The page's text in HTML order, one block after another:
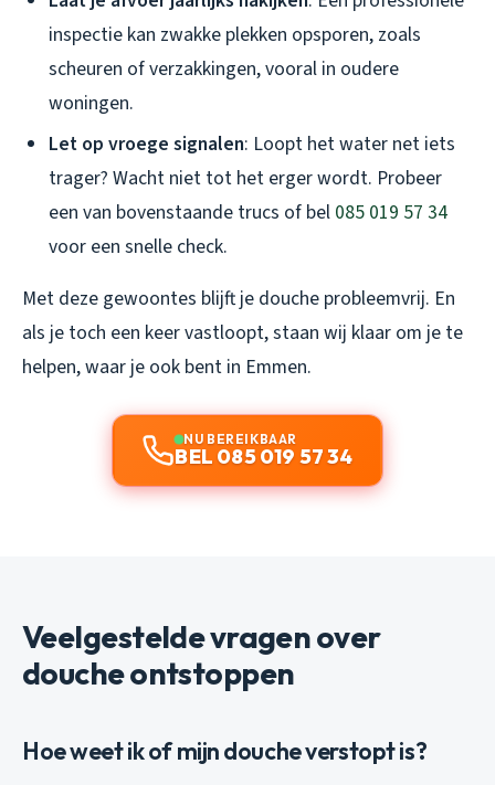
inspectie kan zwakke plekken opsporen, zoals
scheuren of verzakkingen, vooral in oudere
woningen.
Let op vroege signalen: Loopt het water net iets
trager? Wacht niet tot het erger wordt. Probeer
een van bovenstaande trucs of bel 085 019 57 34
voor een snelle check.
Met deze gewoontes blijft je douche probleemvrij. En
als je toch een keer vastloopt, staan wij klaar om je te
helpen, waar je ook bent in Emmen.
NU BEREIKBAAR
BEL 085 019 57 34
Veelgestelde vragen over
douche ontstoppen
Hoe weet ik of mijn douche verstopt is?